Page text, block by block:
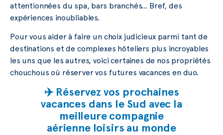
attentionnées du spa, bars branchés… Bref, des
expériences inoubliables.
Pour vous aider à faire un choix judicieux parmi tant de
destinations et de complexes hôteliers plus incroyables
les uns que les autres, voici certaines de nos propriétés
chouchous où réserver vos futures vacances en duo.
✈️ Réservez vos prochaines
vacances dans le Sud avec la
meilleure compagnie
aérienne loisirs au monde